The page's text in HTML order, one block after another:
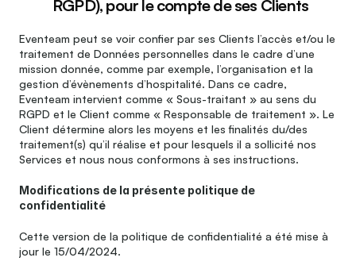
RGPD), pour le compte de ses Clients
Eventeam peut se voir confier par ses Clients l’accès et/ou le
traitement de Données personnelles dans le cadre d’une
mission donnée, comme par exemple, l’organisation et la
gestion d’évènements d’hospitalité. Dans ce cadre,
Eventeam intervient comme « Sous-traitant » au sens du
RGPD et le Client comme « Responsable de traitement ». Le
Client détermine alors les moyens et les finalités du/des
traitement(s) qu’il réalise et pour lesquels il a sollicité nos
Services et nous nous conformons à ses instructions.
Modifications de la présente politique de
confidentialité
Cette version de la politique de confidentialité a été mise à
jour le 15/04/2024.